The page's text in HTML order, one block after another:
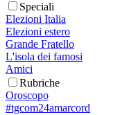
Speciali
Elezioni Italia
Elezioni estero
Grande Fratello
L'isola dei famosi
Amici
Rubriche
Oroscopo
#tgcom24amarcord